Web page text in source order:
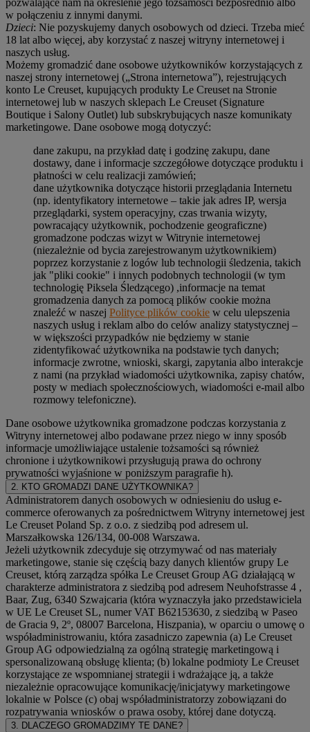
pozwalające nam na określenie jego tożsamości bezpośrednio albo
w połączeniu z innymi danymi.
Dzieci: Nie pozyskujemy danych osobowych od dzieci. Trzeba mieć
18 lat albo więcej, aby korzystać z naszej witryny internetowej i
naszych usług.
Możemy gromadzić dane osobowe użytkowników korzystających z
naszej strony internetowej („Strona internetowa”), rejestrujących
konto Le Creuset, kupujących produkty Le Creuset na Stronie
internetowej lub w naszych sklepach Le Creuset (Signature
Boutique i Salony Outlet) lub subskrybujących nasze komunikaty
marketingowe. Dane osobowe mogą dotyczyć:
dane zakupu, na przykład datę i godzinę zakupu, dane
dostawy, dane i informacje szczegółowe dotyczące produktu i
płatności w celu realizacji zamówień;
dane użytkownika dotyczące historii przeglądania Internetu
(np. identyfikatory internetowe – takie jak adres IP, wersja
przeglądarki, system operacyjny, czas trwania wizyty,
powracający użytkownik, pochodzenie geograficzne)
gromadzone podczas wizyt w Witrynie internetowej
(niezależnie od bycia zarejestrowanym użytkownikiem)
poprzez korzystanie z logów lub technologii śledzenia, takich
jak "pliki cookie" i innych podobnych technologii (w tym
technologię Piksela Śledzącego) ,informacje na temat
gromadzenia danych za pomocą plików cookie można
znaleźć w naszej Polityce plików cookie w celu ulepszenia
naszych usług i reklam albo do celów analizy statystycznej –
w większości przypadków nie będziemy w stanie
zidentyfikować użytkownika na podstawie tych danych;
informacje zwrotne, wnioski, skargi, zapytania albo interakcje
z nami (na przykład wiadomości użytkownika, zapisy chatów,
posty w mediach społecznościowych, wiadomości e-mail albo
rozmowy telefoniczne).
Dane osobowe użytkownika gromadzone podczas korzystania z
Witryny internetowej albo podawane przez niego w inny sposób
informacje umożliwiające ustalenie tożsamości są również
chronione i użytkownikowi przysługują prawa do ochrony
prywatności wyjaśnione w poniższym paragrafie h).
2. KTO GROMADZI DANE UŻYTKOWNIKA?
Administratorem danych osobowych w odniesieniu do usług e-
commerce oferowanych za pośrednictwem Witryny internetowej jest
Le Creuset Poland Sp. z o.o. z siedzibą pod adresem ul.
Marszałkowska 126/134, 00-008 Warszawa.
Jeżeli użytkownik zdecyduje się otrzymywać od nas materiały
marketingowe, stanie się częścią bazy danych klientów grupy Le
Creuset, którą zarządza spółka Le Creuset Group AG działającą w
charakterze administratora z siedzibą pod adresem Neuhofstrasse 4 ,
Baar, Zug, 6340 Szwajcaria (która wyznaczyła jako przedstawiciela
w UE Le Creuset SL, numer VAT B62153630, z siedzibą w Paseo
de Gracia 9, 2º, 08007 Barcelona, Hiszpania), w oparciu o umowę o
współadministrowaniu, która zasadniczo zapewnia (a) Le Creuset
Group AG odpowiedzialną za ogólną strategię marketingową i
spersonalizowaną obsługę klienta; (b) lokalne podmioty Le Creuset
korzystające ze wspomnianej strategii i wdrażające ją, a także
niezależnie opracowujące komunikację/inicjatywy marketingowe
lokalnie w Polsce (c) obaj współadministratorzy zobowiązani do
rozpatrywania wniosków o prawa osoby, której dane dotyczą.
3. DLACZEGO GROMADZIMY TE DANE?